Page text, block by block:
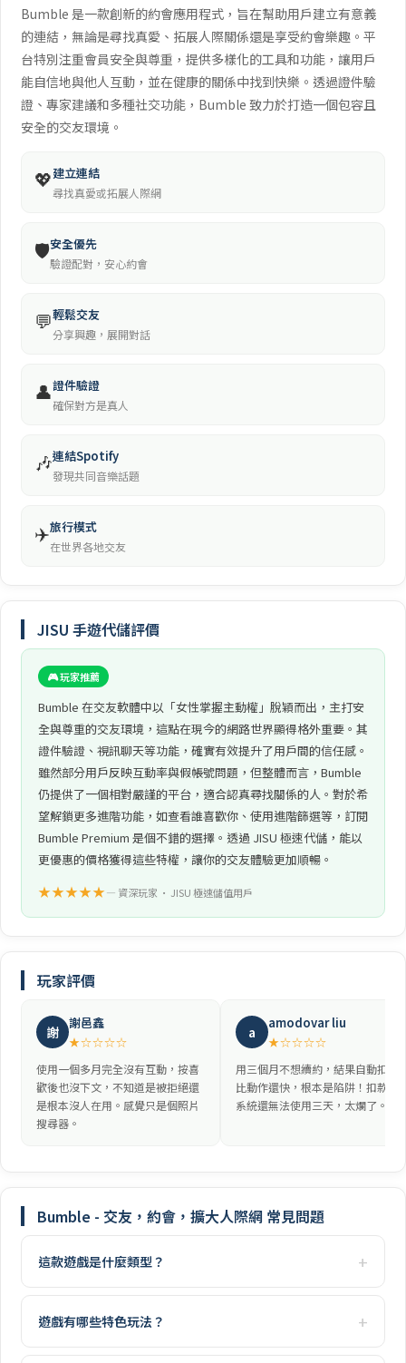
Bumble 是一款創新的約會應用程式，旨在幫助用戶建立有意義
的連結，無論是尋找真愛、拓展人際關係還是享受約會樂趣。平
台特別注重會員安全與尊重，提供多樣化的工具和功能，讓用戶
能自信地與他人互動，並在健康的關係中找到快樂。透過證件驗
證、專家建議和多種社交功能，Bumble 致力於打造一個包容且
安全的交友環境。
💖建立連結
尋找真愛或拓展人際網
🛡️安全優先
驗證配對，安心約會
💬輕鬆交友
分享興趣，展開對話
👤證件驗證
確保對方是真人
🎶連結Spotify
發現共同音樂話題
✈️旅行模式
在世界各地交友
JISU 手遊代儲評價
🎮 玩家推薦
Bumble 在交友軟體中以「女性掌握主動權」脫穎而出，主打安
全與尊重的交友環境，這點在現今的網路世界顯得格外重要。其
證件驗證、視訊聊天等功能，確實有效提升了用戶間的信任感。
雖然部分用戶反映互動率與假帳號問題，但整體而言，Bumble
仍提供了一個相對嚴謹的平台，適合認真尋找關係的人。對於希
望解鎖更多進階功能，如查看誰喜歡你、使用進階篩選等，訂閱
Bumble Premium 是個不錯的選擇。透過 JISU 極速代儲，能以
更優惠的價格獲得這些特權，讓你的交友體驗更加順暢。
★★★★★— 資深玩家 • JISU 極速儲值用戶
玩家評價
謝 謝邑鑫
★☆☆☆☆
使用一個多月完全沒有互動，按喜
歡後也沒下文，不知道是被拒絕還
是根本沒人在用。感覺只是個照片
搜尋器。
a amodovar liu
★☆☆☆☆
用三個月不想續約，結果自動扣款
比動作還快，根本是陷阱！扣款後
系統還無法使用三天，太爛了。
Bumble - 交友，約會，擴大人際網 常見問題
這款遊戲是什麼類型？
遊戲有哪些特色玩法？